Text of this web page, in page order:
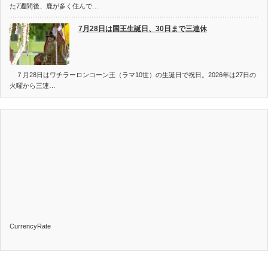
た7週間後、鹿が多く住んで…
7月28日は国王生誕日、30日まで三連休
７月28日はワチラーロンコーン王（ラマ10世）の生誕日で祝日。2026年は27日の
火曜から三連…
CurrencyRate